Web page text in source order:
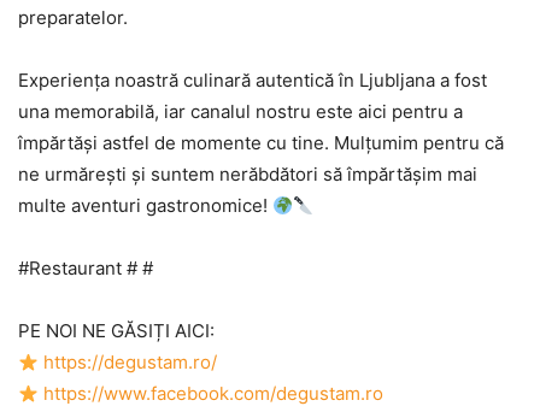
preparatelor.
Experiența noastră culinară autentică în Ljubljana a fost
una memorabilă, iar canalul nostru este aici pentru a
împărtăși astfel de momente cu tine. Mulțumim pentru că
ne urmărești și suntem nerăbdători să împărtășim mai
multe aventuri gastronomice!
#Restaurant # #
PE NOI NE GĂSIȚI AICI:
https://degustam.ro/
https://www.facebook.com/degustam.ro